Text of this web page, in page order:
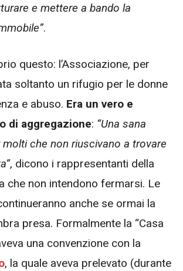
e mettere a bando la
.
questo: l’Associazione, per
soltanto un rifugio per le donne
e abuso. Era un vero e
di aggregazione: “Una sana
che non riuscivano a trovare
, dicono i rappresentanti della
che non intendono fermarsi. Le
anche se ormai la
presa. Formalmente la “Casa
una convenzione con la
, la quale aveva prelevato (durante